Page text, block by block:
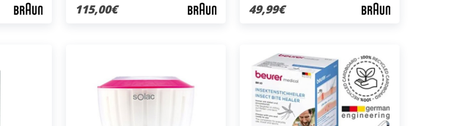
115,00€ 49,99€